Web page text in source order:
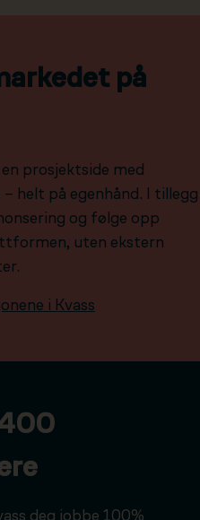
på
prosjektside med
helt på egenhånd. I tillegg
og følge opp
uten ekstern
i Kvass